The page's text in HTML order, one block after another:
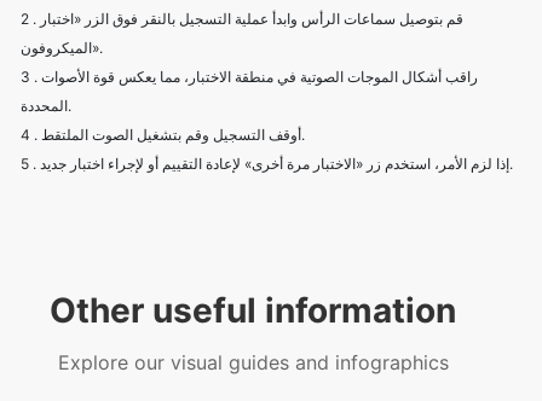
2 . قم بتوصيل سماعات الرأس وابدأ عملية التسجيل بالنقر فوق الزر «اختبار
الميكروفون».
3 . راقب أشكال الموجات الصوتية في منطقة الاختبار، مما يعكس قوة الأصوات
المحددة.
4 . أوقف التسجيل وقم بتشغيل الصوت الملتقط.
5 . إذا لزم الأمر، استخدم زر «الاختبار مرة أخرى» لإعادة التقييم أو لإجراء اختبار جديد.
Other useful information
Explore our visual guides and infographics